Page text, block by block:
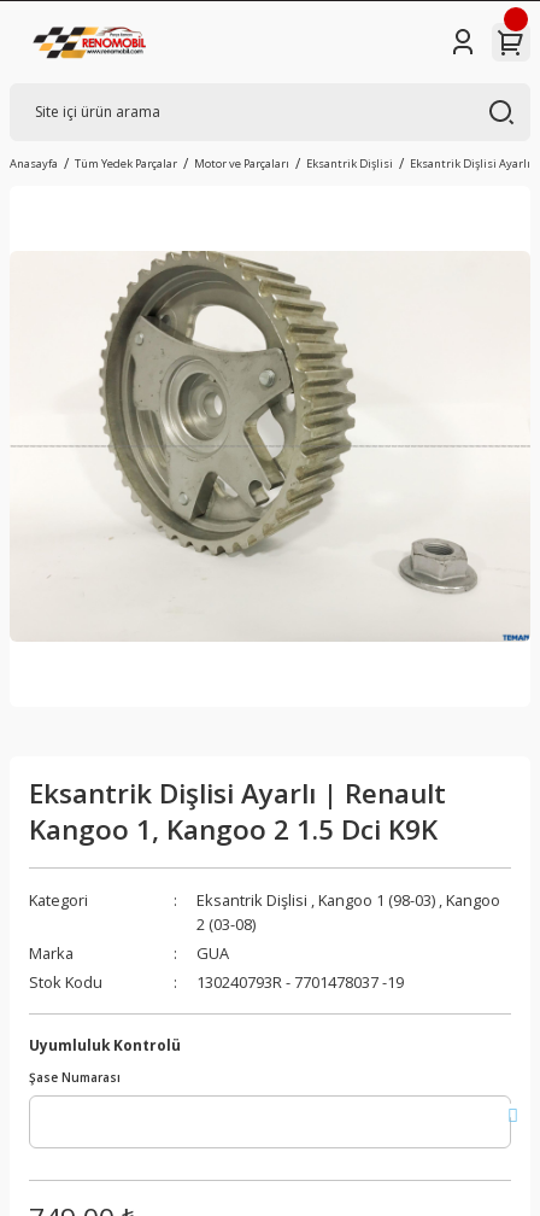
Anasayfa Tüm Yedek Parçalar Motor ve Parçaları Eksantrik Dişlisi Eksantrik Dişlisi Ayarlı |
Eksantrik Dişlisi Ayarlı | Renault
Kangoo 1, Kangoo 2 1.5 Dci K9K
Kategori Eksantrik Dişlisi ,Kangoo 1 (98-03) ,Kangoo
2 (03-08)
Marka
GUA
Stok Kodu
130240793R - 7701478037 -19
Uyumluluk Kontrolü
Şase Numarası